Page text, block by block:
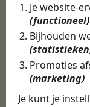
Je website-
(functioneel)
Bijhouden
Promoties
(marketing)
Je kunt jeFinance, HR